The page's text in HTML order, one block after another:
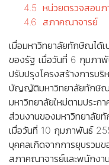
4.5 หน่วยตรวจสอบภ
4.6 สภาคณาจารย์
เมื่อมหาวิทยาลัยทักษิณได้
ของรัฐ เมื่อวันที่ 6 กุมภา
ปรับปรุงโครงสร้างการบริ
บัญญัติมหาวิทยาลัยทักษิณ
มหาวิทยาลัยใหม่ตามประ
ส่วนงานของมหาวิทยาลั
เมื่อวันที่ 10 กุมภาพันธ์
บุคคลเกิดจากการยุบรวม
สภาคณาจารย์และพนักงา